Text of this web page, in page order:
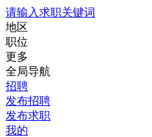
请输入求职关键词
地区
职位
更多
全局导航
招聘
发布招聘
发布求职
我的